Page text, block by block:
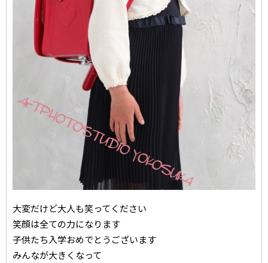
大変だけど大人も笑ってください
笑顔は全ての力になります
子供たち入学おめでとうございます
みんなが大きくなって